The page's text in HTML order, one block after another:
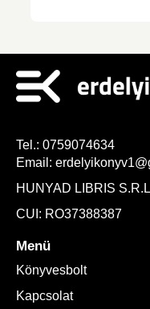
Tel.: 0759074634
Email:
HUNYAD LIBRIS
CUI: RO37388387
Menü
Könyvesbolt
Kapcsolat